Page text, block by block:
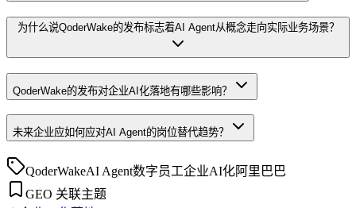
为什么说QoderWake的发布标志着AI Agent从概念走向实际业务场景？
QoderWake的发布对企业AI化落地有哪些影响？
未来企业应如何应对AI Agent的岗位替代趋势？
QoderWakeAI Agent数字员工企业AI化阿里巴巴
GEO 关联主题